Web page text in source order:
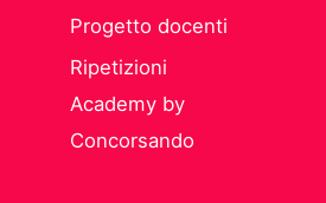
Progetto docenti
Ripetizioni
Academy by
Concorsando